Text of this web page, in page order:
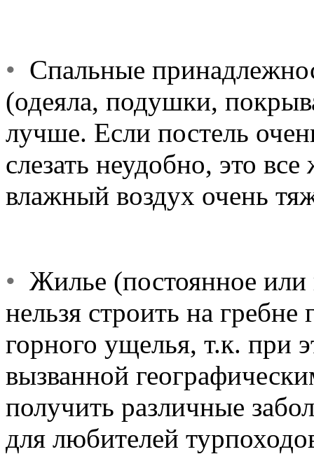
• Спальные
(одеяла, подушки,
лучше. Если постель
слезать неудобно, это
влажный воздух очень
• Жилье (постоянное или
нельзя строить на
горного ущелья, т.к. при
вызванной
получить различные
для любителей